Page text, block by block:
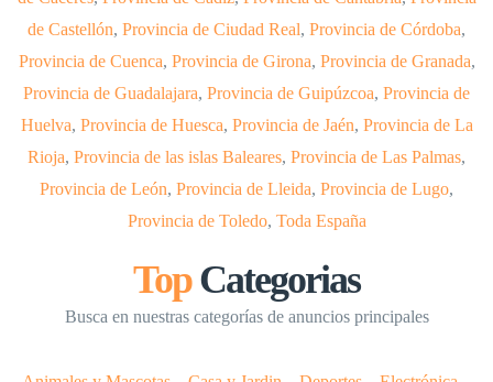
de Castellón, Provincia de Ciudad Real, Provincia de Córdoba,
Provincia de Cuenca, Provincia de Girona, Provincia de Granada,
Provincia de Guadalajara, Provincia de Guipúzcoa, Provincia de
Huelva, Provincia de Huesca, Provincia de Jaén, Provincia de La
Rioja, Provincia de las islas Baleares, Provincia de Las Palmas,
Provincia de León, Provincia de Lleida, Provincia de Lugo,
Provincia de Toledo, Toda España
TopCategorias
Busca en nuestras categorías de anuncios principales